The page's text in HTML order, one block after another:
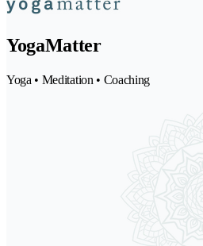
YogaMatter
Yoga • Meditation • Coaching